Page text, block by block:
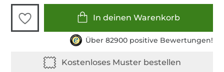
In deinen Warenkorb
Über 82900 positive Bewertungen!